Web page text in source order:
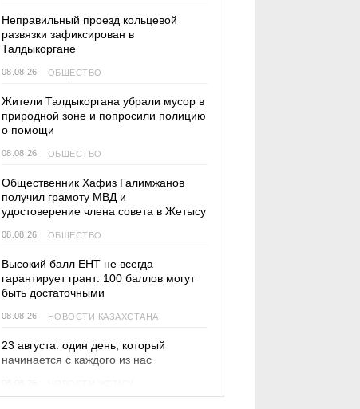
Неправильный проезд кольцевой
развязки зафиксирован в
Талдыкоргане
08.08.26 ОБЩЕСТВО
Жители Талдыкоргана убрали мусор в
природной зоне и попросили полицию
о помощи
08.08.26 ОБЩЕСТВО
Общественник Хафиз Галимжанов
получил грамоту МВД и
удостоверение члена совета в Жетысу
08.08.26 ОБЩЕСТВО
Высокий балл ЕНТ не всегда
гарантирует грант: 100 баллов могут
быть достаточными
08.08.26 НОВОСТИ КАЗАХСТАНА
23 августа: один день, который
начинается с каждого из нас